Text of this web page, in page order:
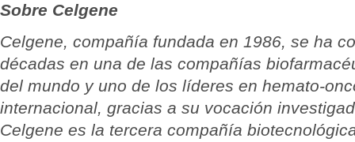
Sobre Celgene
Celgene, compañía fundada en 1986, se ha
décadas en una de las compañías
del mundo y uno de los líderes en hemato-
internacional, gracias a su vocación
Celgene es la tercera compañía